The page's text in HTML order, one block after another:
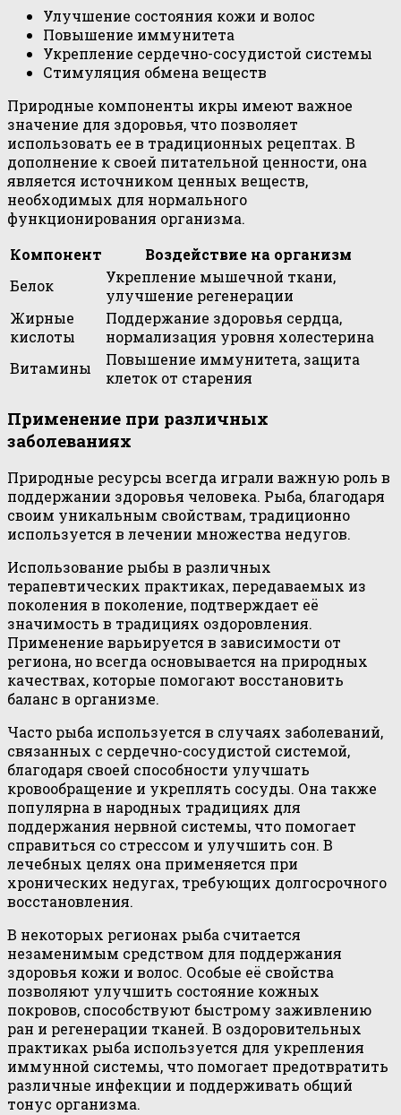
Улучшение состояния кожи и волос
Повышение иммунитета
Укрепление сердечно-сосудистой системы
Стимуляция обмена веществ
Природные компоненты икры имеют важное
значение для здоровья, что позволяет
использовать ее в традиционных рецептах. В
дополнение к своей питательной ценности, она
является источником ценных веществ,
необходимых для нормального
функционирования организма.
Компонент
Воздействие на организм
Белок
Укрепление мышечной ткани,
улучшение регенерации
Жирные
кислоты
Поддержание здоровья сердца,
нормализация уровня холестерина
Витамины
Повышение иммунитета, защита
клеток от старения
Применение при различных
заболеваниях
Природные ресурсы всегда играли важную роль в
поддержании здоровья человека. Рыба, благодаря
своим уникальным свойствам, традиционно
используется в лечении множества недугов.
Использование рыбы в различных
терапевтических практиках, передаваемых из
поколения в поколение, подтверждает её
значимость в традициях оздоровления.
Применение варьируется в зависимости от
региона, но всегда основывается на природных
качествах, которые помогают восстановить
баланс в организме.
Часто рыба используется в случаях заболеваний,
связанных с сердечно-сосудистой системой,
благодаря своей способности улучшать
кровообращение и укреплять сосуды. Она также
популярна в народных традициях для
поддержания нервной системы, что помогает
справиться со стрессом и улучшить сон. В
лечебных целях она применяется при
хронических недугах, требующих долгосрочного
восстановления.
В некоторых регионах рыба считается
незаменимым средством для поддержания
здоровья кожи и волос. Особые её свойства
позволяют улучшить состояние кожных
покровов, способствуют быстрому заживлению
ран и регенерации тканей. В оздоровительных
практиках рыба используется для укрепления
иммунной системы, что помогает предотвратить
различные инфекции и поддерживать общий
тонус организма.